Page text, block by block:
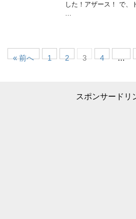
した！アザース！ で、
…
« 前へ 1 2 3 4 …
スポンサードリ